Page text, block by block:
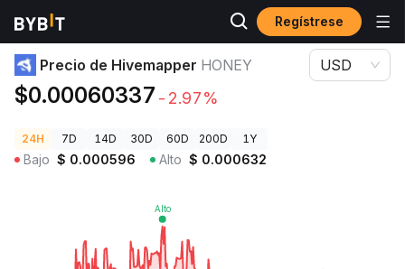
Regístrese
Precios de Criptomonedas Precio de Hivemapper HONEY
Precio de Hivemapper HONEY
$0.00060337 -2.97%
USD
24H 7D 14D 30D 60D 200D 1Y
Bajo $ 0.000596 Alto $ 0.000632